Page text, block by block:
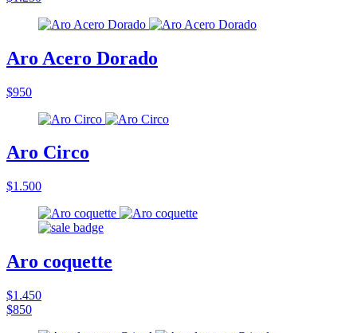
Aro Acero Dorado
$950
Aro Circo
$1.500
Aro coquette
$1.450
$850